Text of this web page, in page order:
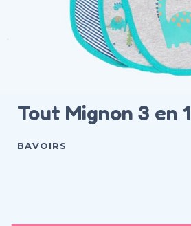
Tout Mignon 3 en 1
BAVOIRS